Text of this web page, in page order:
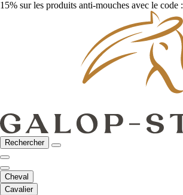
15% sur les produits anti-mouches avec le code :
Rechercher
Cheval
Cavalier